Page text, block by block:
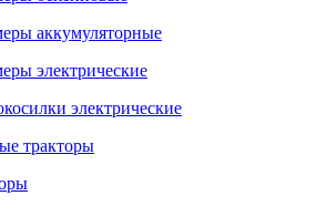
аккумуляторные
электрические
электрические
тракторы